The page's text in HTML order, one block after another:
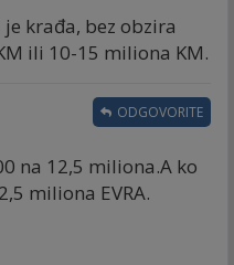
krađa, bez obzira
ili 10-15 miliona KM.
na 12,5 miliona.A ko
miliona EVRA.
ODGOVORITE